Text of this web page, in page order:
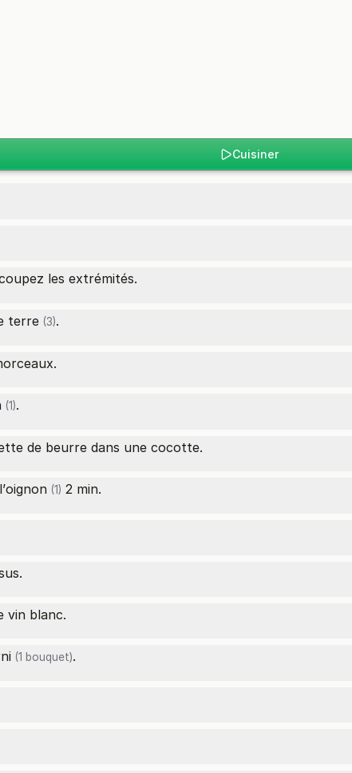
Cuisiner
les extrémités.
terre (3).
(1).
de beurre dans une cocotte.
oignon (1) 2 min.
vin blanc.
(1 bouquet).